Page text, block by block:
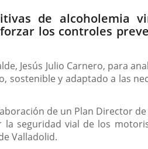
de alcoholemia
los controles
Jesús Julio Carnero, para
sostenible y adaptado a las
de un Plan Director
seguridad vial de los
Valladolid.